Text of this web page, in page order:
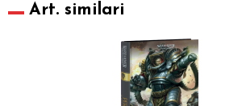
Art. similari